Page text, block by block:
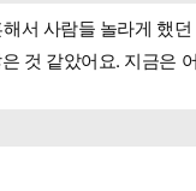
서 사람들 놀라게 했
것 같았어요. 지금은